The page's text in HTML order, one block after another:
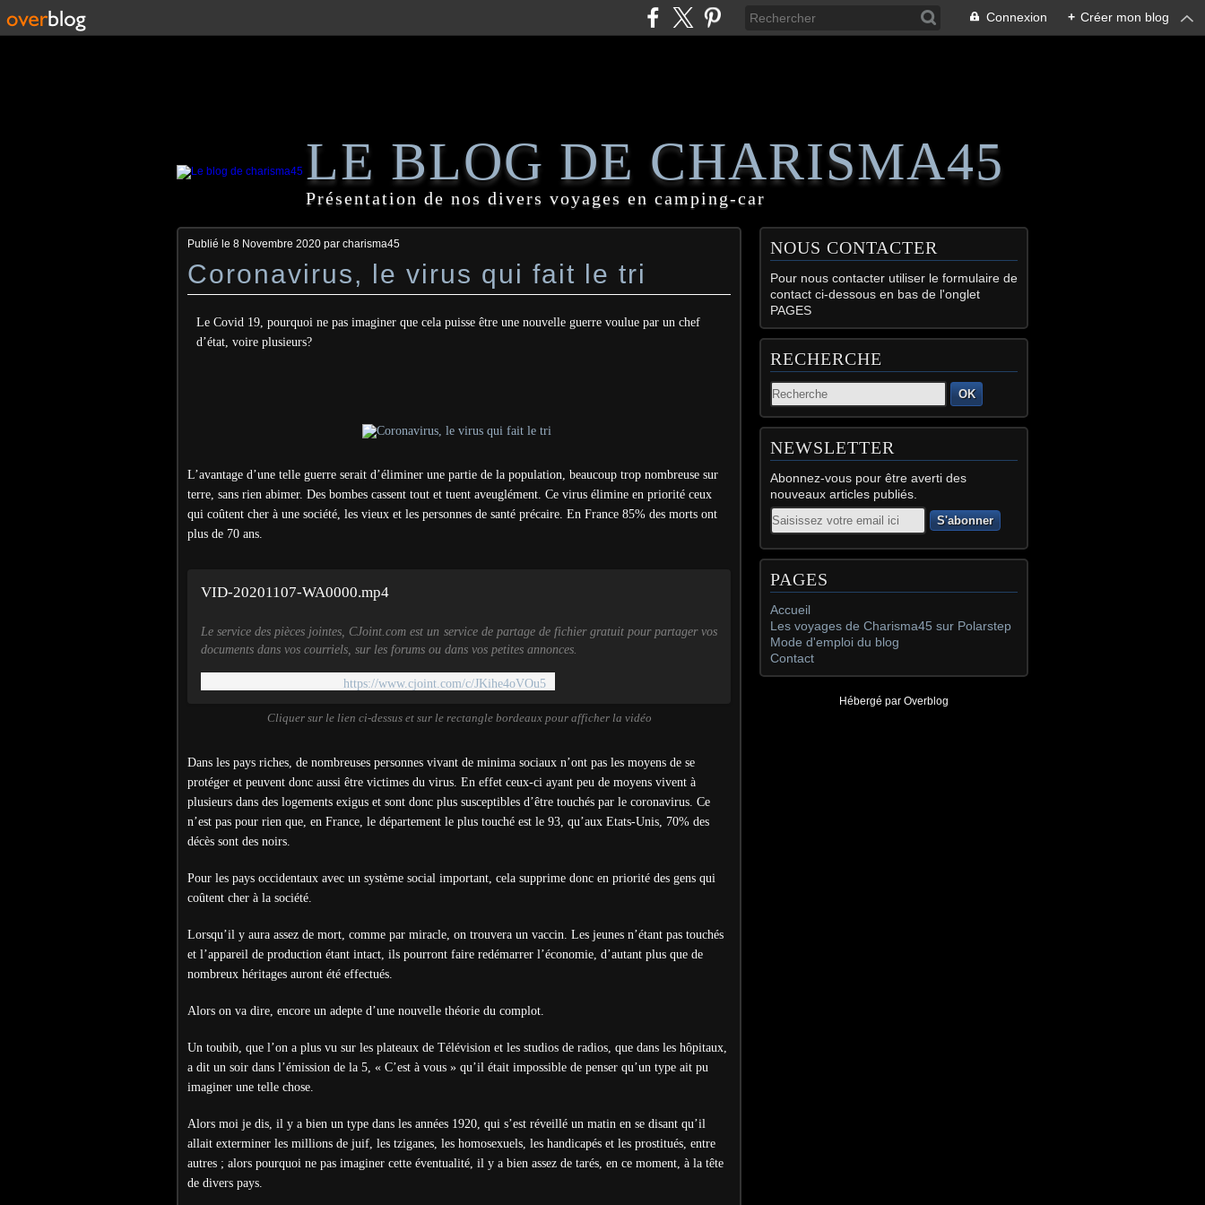
Connexion + Créer mon blog
LE BLOG DE CHARISMA45
Présentation de nos divers voyages en camping-car
Publié le 8 Novembre 2020 par charisma45
Coronavirus, le virus qui fait le tri
Le Covid 19, pourquoi ne pas imaginer que cela puisse être une nouvelle guerre voulue par un chef
d’état, voire plusieurs?
L’avantage d’une telle guerre serait d’éliminer une partie de la population, beaucoup trop nombreuse sur
terre, sans rien abimer. Des bombes cassent tout et tuent aveuglément. Ce virus élimine en priorité ceux
qui coûtent cher à une société, les vieux et les personnes de santé précaire. En France 85% des morts ont
plus de 70 ans.
VID-20201107-WA0000.mp4
Le service des pièces jointes, CJoint.com est un service de partage de fichier gratuit pour partager vos
documents dans vos courriels, sur les forums ou dans vos petites annonces.
https://www.cjoint.com/c/JKihe4oVOu5
Cliquer sur le lien ci-dessus et sur le rectangle bordeaux pour afficher la vidéo
Dans les pays riches, de nombreuses personnes vivant de minima sociaux n’ont pas les moyens de se
protéger et peuvent donc aussi être victimes du virus. En effet ceux-ci ayant peu de moyens vivent à
plusieurs dans des logements exigus et sont donc plus susceptibles d’être touchés par le coronavirus. Ce
n’est pas pour rien que, en France, le département le plus touché est le 93, qu’aux Etats-Unis, 70% des
décès sont des noirs.
Pour les pays occidentaux avec un système social important, cela supprime donc en priorité des gens qui
coûtent cher à la société.
Lorsqu’il y aura assez de mort, comme par miracle, on trouvera un vaccin. Les jeunes n’étant pas touchés
et l’appareil de production étant intact, ils pourront faire redémarrer l’économie, d’autant plus que de
nombreux héritages auront été effectués.
Alors on va dire, encore un adepte d’une nouvelle théorie du complot.
Un toubib, que l’on a plus vu sur les plateaux de Télévision et les studios de radios, que dans les hôpitaux,
a dit un soir dans l’émission de la 5, « C’est à vous » qu’il était impossible de penser qu’un type ait pu
imaginer une telle chose.
Alors moi je dis, il y a bien un type dans les années 1920, qui s’est réveillé un matin en se disant qu’il
allait exterminer les millions de juif, les tziganes, les homosexuels, les handicapés et les prostitués, entre
autres ; alors pourquoi ne pas imaginer cette éventualité, il y a bien assez de tarés, en ce moment, à la tête
de divers pays.
NOUS CONTACTER
Pour nous contacter utiliser le formulaire de
contact ci-dessous en bas de l'onglet
PAGES
RECHERCHE
OK
NEWSLETTER
Abonnez-vous pour être averti des
nouveaux articles publiés.
Email
PAGES
Accueil
Les voyages de Charisma45 sur Polarstep
Mode d'emploi du blog
Contact
Hébergé par Overblog